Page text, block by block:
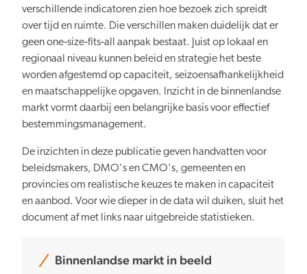
verschillende indicatoren zien hoe bezoek zich spreidt
over tijd en ruimte. Die verschillen maken duidelijk dat er
geen one‑size‑fits‑all aanpak bestaat. Juist op lokaal en
regionaal niveau kunnen beleid en strategie het beste
worden afgestemd op capaciteit, seizoensafhankelijkheid
en maatschappelijke opgaven. Inzicht in de binnenlandse
markt vormt daarbij een belangrijke basis voor effectief
bestemmingsmanagement.
De inzichten in deze publicatie geven handvatten voor
beleidsmakers, DMO's en CMO's, gemeenten en
provincies om realistische keuzes te maken in capaciteit
en aanbod. Voor wie dieper in de data wil duiken, sluit het
document af met links naar uitgebreide statistieken.
Binnenlandse markt in beeld